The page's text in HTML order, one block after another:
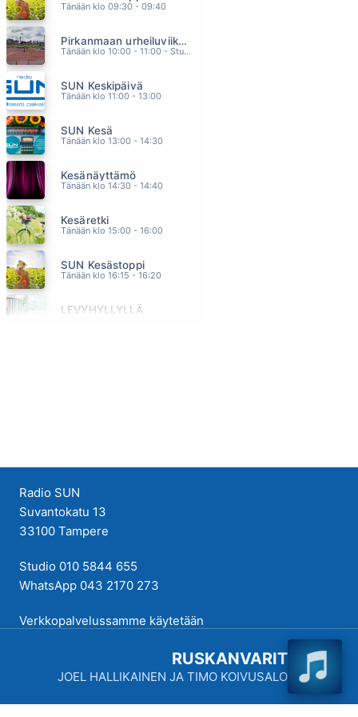
01.50
01.47
01.44
01.40
01.36
Tänään klo 09:30 - 09:40
Pirkanmaan urheiluviikonloppu
Tänään klo 10:00 - 11:00 - Studiossa: Oiva Paakkari
SUN Keskipäivä
Tänään klo 11:00 - 13:00
SUN Kesä
Tänään klo 13:00 - 14:30
Kesänäyttämö
Tänään klo 14:30 - 14:40
Kesäretki
Tänään klo 15:00 - 16:00
SUN Kesästoppi
Tänään klo 16:15 - 16:20
LEVYHYLLYLLÄ
Radio SUN
Suvantokatu 13
33100 Tampere
Studio 010 5844 655
WhatsApp 043 2170 273
Verkkopalvelussamme käytetään
tietosuojakäytäntöihimme täällä.
RUSKANVARIT
JOEL HALLIKAINEN JA TIMO KOIVUSALO